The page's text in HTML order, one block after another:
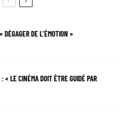
DÉGAGER DE L’ÉMOTION »
« LE CINÉMA DOIT ÊTRE GUIDÉ PAR